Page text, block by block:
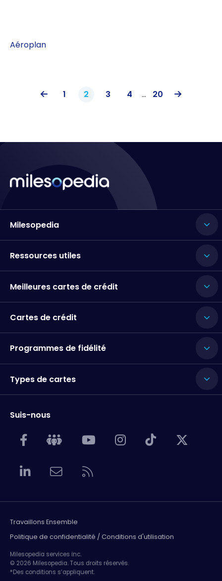
Aéroplan
1 2 3 4 ... 20
Milesopedia
Ressources utiles
Meilleures cartes de crédit
Cartes de crédit
Programmes de fidélité
Types de cartes
Suis-nous
Travaillons Ensemble
Politique de confidentialité / Conditions d'utilisation
Milesopedia services inc.
© 2026 Milesopedia. Tous droits réservés.
*Des conditions s’appliquent.